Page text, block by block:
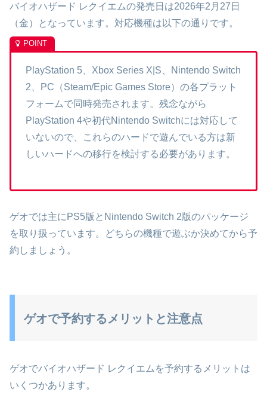
バイオハザード レクイエムの発売日は2026年2月27日
（金）となっています。対応機種は以下の通りです。
PlayStation 5、Xbox Series X|S、Nintendo Switch
2、PC（Steam/Epic Games Store）の各プラット
フォームで同時発売されます。残念ながら
PlayStation 4や初代Nintendo Switchには対応して
いないので、これらのハードで遊んでいる方は新
しいハードへの移行を検討する必要があります。
ゲオでは主にPS5版とNintendo Switch 2版のパッケージ
を取り扱っています。どちらの機種で遊ぶか決めてから予
約しましょう。
ゲオで予約するメリットと注意点
ゲオでバイオハザード レクイエムを予約するメリットは
いくつかあります。